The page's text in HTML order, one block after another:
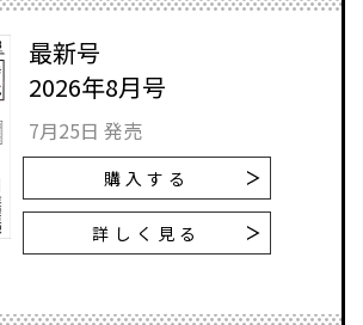
最新号
2026年8月号
7月25日 発売
購入する
詳しく見る